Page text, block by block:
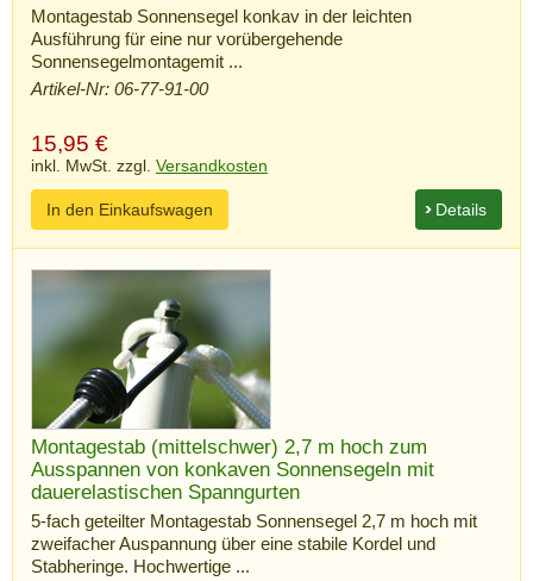
Montagestab Sonnensegel konkav in der leichten
Ausführung für eine nur vorübergehende
Sonnensegelmontagemit ...
Artikel-Nr: 06-77-91-00
15,95 €
inkl. MwSt. zzgl. Versandkosten
Details
In den Einkaufswagen
Montagestab (mittelschwer) 2,7 m hoch zum
Ausspannen von konkaven Sonnensegeln mit
dauerelastischen Spanngurten
5-fach geteilter Montagestab Sonnensegel 2,7 m hoch mit
zweifacher Auspannung über eine stabile Kordel und
Stabheringe. Hochwertige ...